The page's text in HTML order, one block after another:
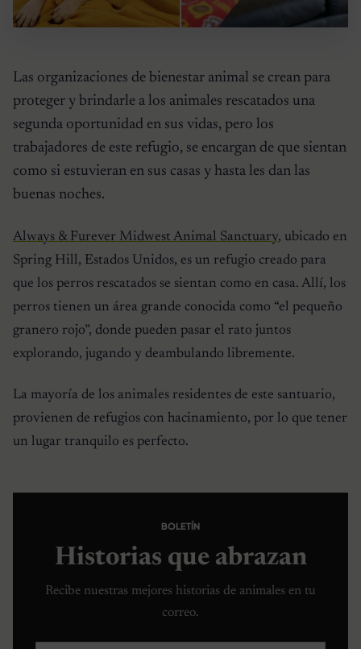
Las organizaciones de bienestar animal se crean para
proteger y brindarle a los animales rescatados una
segunda oportunidad en sus vidas, pero los
trabajadores de este refugio, se encargan de que sientan
como si estuvieran en sus casas y hasta les dan las
buenas noches.
Always & Furever Midwest Animal Sanctuary, ubicado en
Spring Hill, Estados Unidos, es un refugio creado para
que los perros rescatados se sientan como en casa. Allí, los
perros tienen un área grande conocida como “el pequeño
granero rojo”, donde pueden pasar el rato juntos
explorando, jugando y deambulando libremente.
La mayoría de los animales residentes de este santuario,
provienen de refugios con hacinamiento, por lo que tener
un lugar tranquilo es perfecto.
BOLETÍN
Historias que abrazan
Recibe nuestras mejores historias de animales en tu
correo.